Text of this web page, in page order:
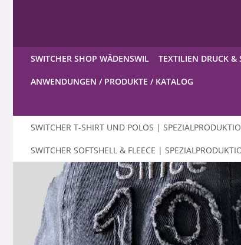
SWITCHER SHOP WÄDENSWIL TEXTILIEN DRUCK &
ANWENDUNGEN / PRODUKTE / KATALOG
SWITCHER T-SHIRT UND POLOS |
SWITCHER SOFTSHELL & FLEECE |